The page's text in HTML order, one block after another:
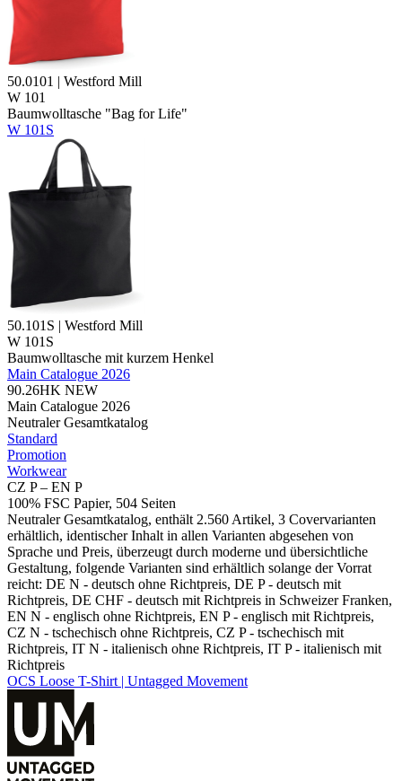
50.0101 | Westford Mill
W 101
Baumwolltasche "Bag for Life"
W 101S
50.101S | Westford Mill
W 101S
Baumwolltasche mit kurzem Henkel
Main Catalogue 2026
90.26HK NEW
Main Catalogue 2026
Neutraler Gesamtkatalog
Standard
Promotion
Workwear
CZ P – EN P
100% FSC Papier, 504 Seiten
Neutraler Gesamtkatalog, enthält 2.560 Artikel, 3 Covervarianten
erhältlich, identischer Inhalt in allen Varianten abgesehen von
Sprache und Preis, überzeugt durch moderne und übersichtliche
Gestaltung, folgende Varianten sind erhältlich solange der Vorrat
reicht: DE N - deutsch ohne Richtpreis, DE P - deutsch mit
Richtpreis, DE CHF - deutsch mit Richtpreis in Schweizer Franken,
EN N - englisch ohne Richtpreis, EN P - englisch mit Richtpreis,
CZ N - tschechisch ohne Richtpreis, CZ P - tschechisch mit
Richtpreis, IT N - italienisch ohne Richtpreis, IT P - italienisch mit
Richtpreis
OCS Loose T-Shirt | Untagged Movement